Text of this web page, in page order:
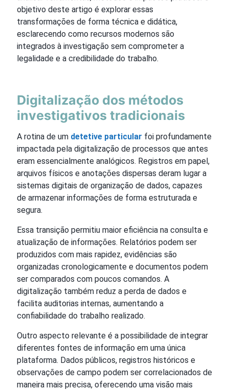
objetivo deste artigo é explorar essas
transformações de forma técnica e didática,
esclarecendo como recursos modernos são
integrados à investigação sem comprometer a
legalidade e a credibilidade do trabalho.
Digitalização dos métodos
investigativos tradicionais
A rotina de um detetive particular foi profundamente
impactada pela digitalização de processos que antes
eram essencialmente analógicos. Registros em papel,
arquivos físicos e anotações dispersas deram lugar a
sistemas digitais de organização de dados, capazes
de armazenar informações de forma estruturada e
segura.
Essa transição permitiu maior eficiência na consulta e
atualização de informações. Relatórios podem ser
produzidos com mais rapidez, evidências são
organizadas cronologicamente e documentos podem
ser comparados com poucos comandos. A
digitalização também reduz a perda de dados e
facilita auditorias internas, aumentando a
confiabilidade do trabalho realizado.
Outro aspecto relevante é a possibilidade de integrar
diferentes fontes de informação em uma única
plataforma. Dados públicos, registros históricos e
observações de campo podem ser correlacionados de
maneira mais precisa, oferecendo uma visão mais